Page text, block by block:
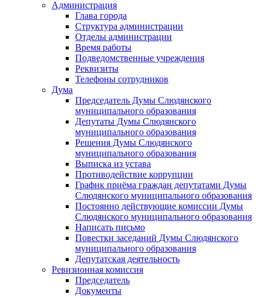
Администрация
Глава города
Структура администрации
Отделы администрации
Время работы
Подведомственные учреждения
Реквизиты
Телефоны сотрудников
Дума
Председатель Думы Слюдянского
муниципального образования
Депутаты Думы Слюдянского
муниципального образования
Решения Думы Слюдянского
муниципального образования
Выписка из устава
Противодействие коррупции
График приёма граждан депутатами Думы
Слюдянского муниципального образования
Постоянно действующие комиссии Думы
Слюдянского муниципального образования
Написать письмо
Повестки заседаний Думы Слюдянского
муниципального образования
Депутатская деятельность
Ревизионная комиссия
Председатель
Документы